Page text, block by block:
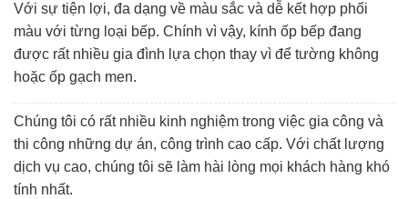
Với sự tiện lợi, đa dạng về màu sắc và dễ kết hợp phối
màu với từng loại bếp. Chính vì vậy, kính ốp bếp đang
được rất nhiều gia đình lựa chọn thay vì để tường không
hoặc ốp gạch men.
Chúng tôi có rất nhiều kinh nghiệm trong việc gia công và
thi công những dự án, công trình cao cấp. Với chất lượng
dịch vụ cao, chúng tôi sẽ làm hài lòng mọi khách hàng khó
tính nhất.